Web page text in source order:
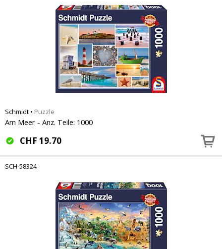
Schmidt • Puzzle
Am Meer - Anz. Teile: 1000
CHF 19.70
SCH-58324